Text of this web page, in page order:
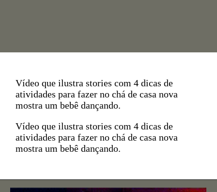
Vídeo que ilustra stories com 4 dicas de
atividades para fazer no chá de casa nova
mostra um bebê dançando.
Vídeo que ilustra stories com 4 dicas de
atividades para fazer no chá de casa nova
mostra um bebê dançando.